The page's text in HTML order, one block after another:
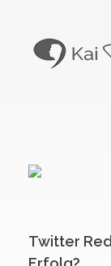
Twitter